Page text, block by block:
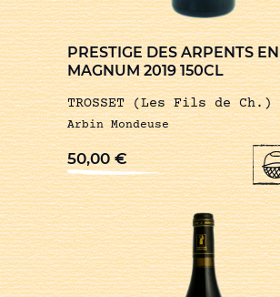
PRESTIGE DES ARPENTS EN
MAGNUM 2019 150CL
TROSSET (Les Fils de Ch.)
Arbin Mondeuse
50,00€